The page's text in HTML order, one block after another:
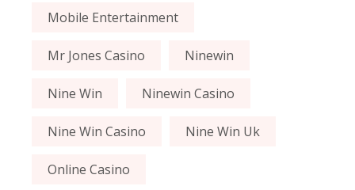
Mobile Entertainment
Mr Jones Casino Ninewin
Nine Win Ninewin Casino
Nine Win Casino Nine Win Uk
Online Casino